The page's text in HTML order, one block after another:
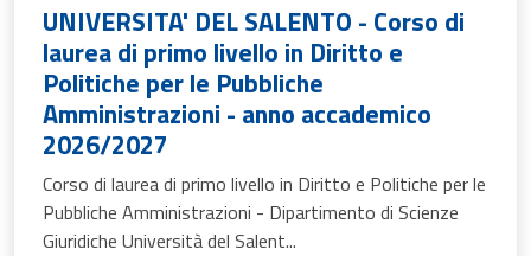
UNIVERSITA' DEL SALENTO - Corso di
laurea di primo livello in Diritto e
Politiche per le Pubbliche
Amministrazioni - anno accademico
2026/2027
Corso di laurea di primo livello in Diritto e Politiche per le
Pubbliche Amministrazioni - Dipartimento di Scienze
Giuridiche Università del Salent...